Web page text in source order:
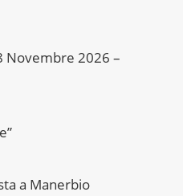
Novembre 2026 –
a Manerbio